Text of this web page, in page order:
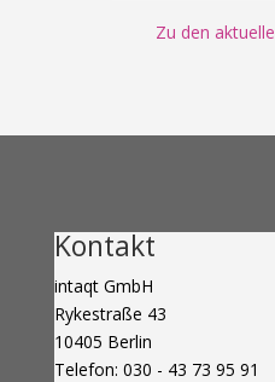
Zu den
Kontakt
intaqt GmbH
Rykestraße 43
10405 Berlin
Telefon: 030 - 43 73 95 91